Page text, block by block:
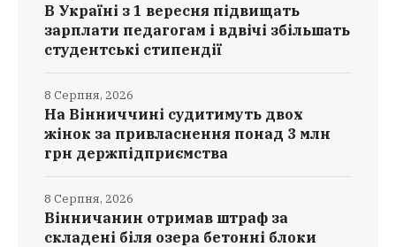
В Україні з 1 вересня підвищать
зарплати педагогам і вдвічі збільшать
студентські стипендії
На Вінниччині судитимуть двох
жінок за привласнення понад 3 млн
грн держпідприємства
8 Серпня, 2026
Вінничанин отримав штраф за
складені біля озера бетонні блоки
8 Серпня, 2026